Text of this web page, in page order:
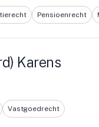
Pensioenrecht
Karens
Vastgoedrecht